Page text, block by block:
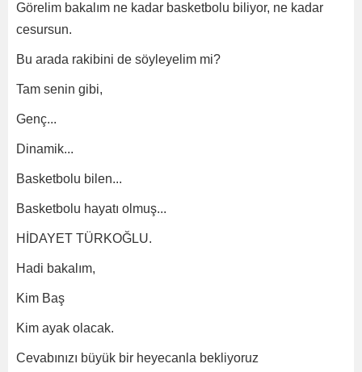
Görelim bakalım ne kadar basketbolu biliyor, ne kadar
cesursun.
Bu arada rakibini de söyleyelim mi?
Tam senin gibi,
Genç...
Dinamik...
Basketbolu bilen...
Basketbolu hayatı olmuş...
HİDAYET TÜRKOĞLU.
Hadi bakalım,
Kim Baş
Kim ayak olacak.
Cevabınızı büyük bir heyecanla bekliyoruz